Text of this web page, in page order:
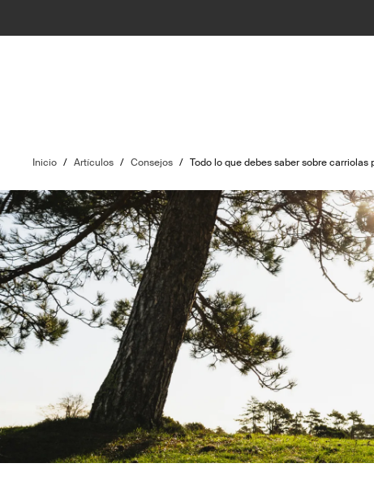
Inicio / Artículos / Consejos / Todo lo que debes saber sobre carriolas